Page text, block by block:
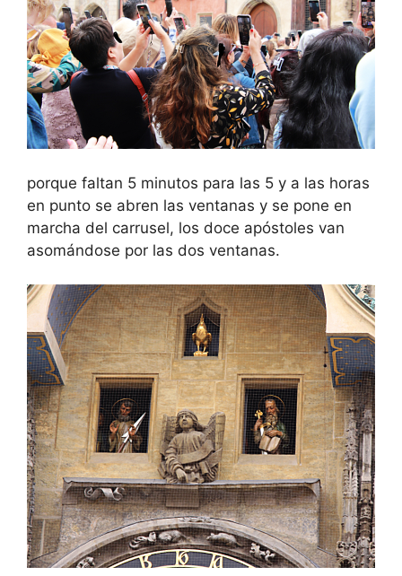
porque faltan 5 minutos para las 5 y a las horas
en punto se abren las ventanas y se pone en
marcha del carrusel, los doce apóstoles van
asomándose por las dos ventanas.